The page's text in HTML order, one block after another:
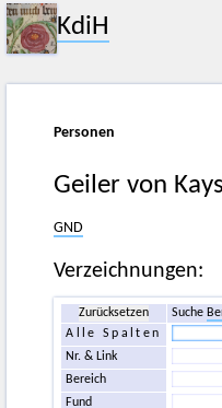
KdiH
Personen
Geiler von
GND
Verzeichnungen:
Zurücksetzen Suche
Alle Spalten
Nr. & Link
Bereich
Fund